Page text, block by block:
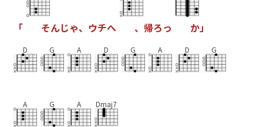
「 そんじゃ、 ウチへ 、 帰ろっ か」
D G A D G A D G
A G A Dmaj7